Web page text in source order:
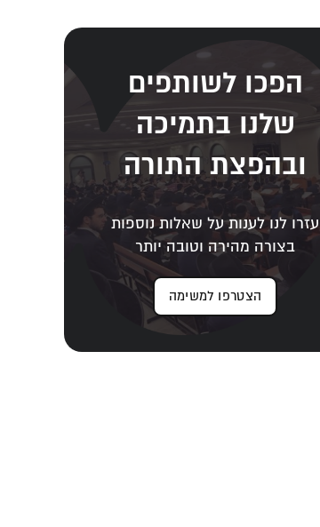
הפכו לשותפים
שלנו בתמיכה
ובהפצת התורה
עזרו לנו לענות על שאלות נוספות
בצורה מהירה וטובה יותר
הצטרפו למשימה